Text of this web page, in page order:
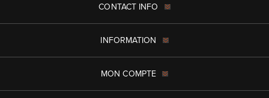
CONTACT INFO
INFORMATION
MON COMPTE